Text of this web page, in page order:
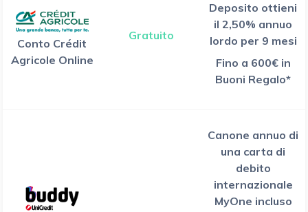
Conto Crédit
Agricole Online
Gratuito
Deposito ottieni
il 2,50% annuo
lordo per 9 mesi
Fino a 600€ in
Buoni Regalo*
Canone annuo di
una carta di
debito
internazionale
MyOne incluso